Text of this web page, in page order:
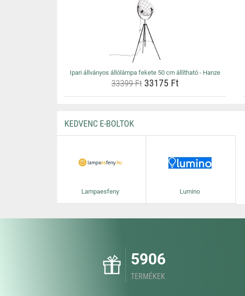
Ipari állványos állólámpa fekete 50 cm állítható - Hanze
33399 Ft33175 Ft
KEDVENC E-BOLTOK
Lampaesfeny Lumino
5906
TERMÉKEK